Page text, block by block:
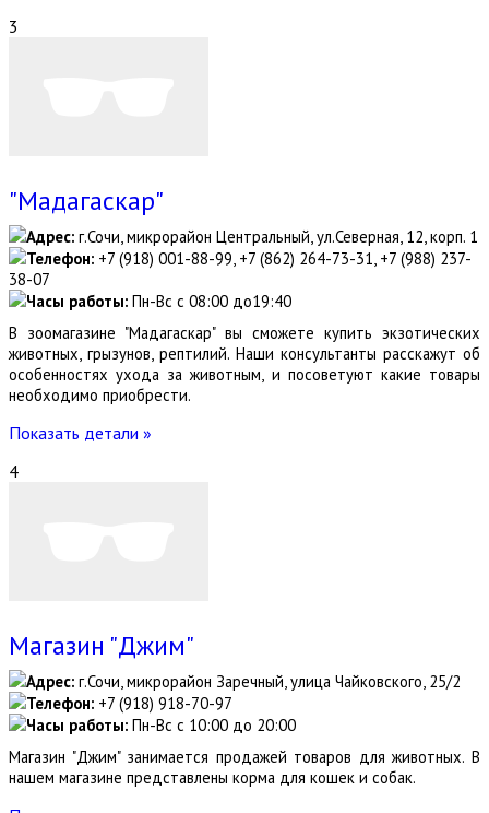
3
"Мадагаскар"
Адрес: г.Сочи, микрорайон Центральный, ул.Северная, 12, корп. 1
Телефон: +7 (918) 001-88-99, +7 (862) 264-73-31, +7 (988) 237-
38-07
Часы работы: Пн-Вс с 08:00 до19:40
В зоомагазине "Мадагаскар" вы сможете купить экзотических
животных, грызунов, рептилий. Наши консультанты расскажут об
особенностях ухода за животным, и посоветуют какие товары
необходимо приобрести.
Показать детали »
4
Магазин "Джим"
Адрес: г.Сочи, микрорайон Заречный, улица Чайковского, 25/2
Телефон: +7 (918) 918-70-97
Часы работы: Пн-Вс с 10:00 до 20:00
Магазин "Джим" занимается продажей товаров для животных. В
нашем магазине представлены корма для кошек и собак.